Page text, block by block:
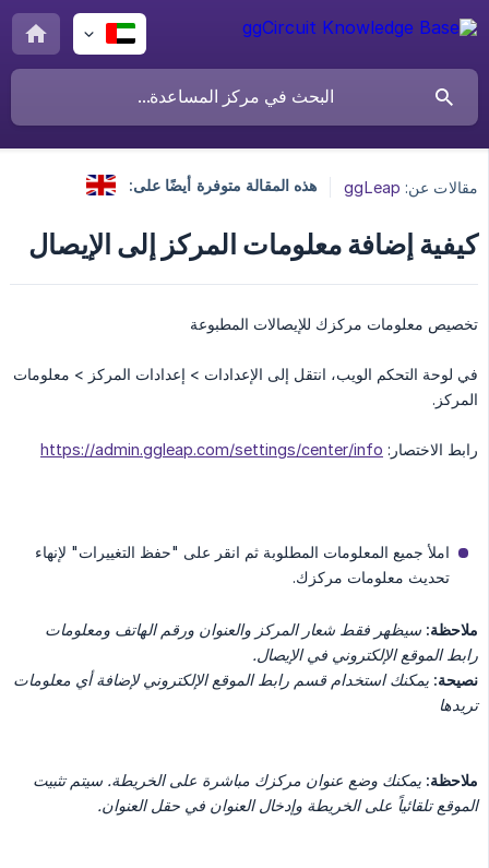
مقالات عن: ggLeap هذه المقالة متوفرة أيضًا على:
كيفية إضافة معلومات المركز إلى الإيصال
تخصيص معلومات مركزك للإيصالات المطبوعة
في لوحة التحكم الويب، انتقل إلى الإعدادات > إعدادات المركز > معلومات
المركز.
رابط الاختصار: https://admin.ggleap.com/settings/center/info
املأ جميع المعلومات المطلوبة ثم انقر على "حفظ التغييرات" لإنهاء
تحديث معلومات مركزك.
ملاحظة:
رابط الموقع الإلكتروني في الإيصال.
نصيحة:
تريدها
ملاحظة:
الموقع تلقائياً على الخريطة وإدخال العنوان في حقل العنوان.